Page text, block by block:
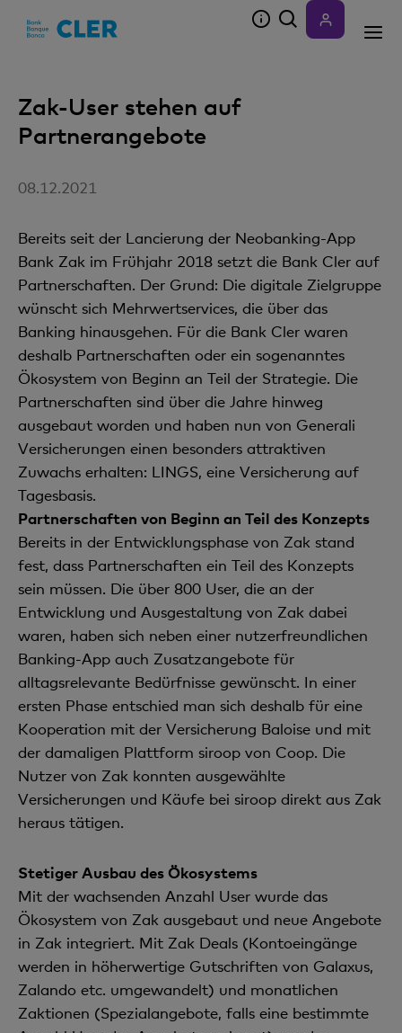
Zak-User stehen auf
Partnerangebote
08.12.2021
Bereits seit der Lancierung der Neobanking-App
Bank Zak im Frühjahr 2018 setzt die Bank Cler auf
Partnerschaften. Der Grund: Die digitale Zielgruppe
wünscht sich Mehrwertservices, die über das
Banking hinausgehen. Für die Bank Cler waren
deshalb Partnerschaften oder ein sogenanntes
Ökosystem von Beginn an Teil der Strategie. Die
Partnerschaften sind über die Jahre hinweg
ausgebaut worden und haben nun von Generali
Versicherungen einen besonders attraktiven
Zuwachs erhalten: LINGS, eine Versicherung auf
Tagesbasis.
Partnerschaften von Beginn an Teil des Konzepts
Bereits in der Entwicklungsphase von Zak stand
fest, dass Partnerschaften ein Teil des Konzepts
sein müssen. Die über 800 User, die an der
Entwicklung und Ausgestaltung von Zak dabei
waren, haben sich neben einer nutzerfreundlichen
Banking-App auch Zusatzangebote für
alltagsrelevante Bedürfnisse gewünscht. In einer
ersten Phase entschied man sich deshalb für eine
Kooperation mit der Versicherung Baloise und mit
der damaligen Plattform siroop von Coop. Die
Nutzer von Zak konnten ausgewählte
Versicherungen und Käufe bei siroop direkt aus Zak
heraus tätigen.
Stetiger Ausbau des Ökosystems
Mit der wachsenden Anzahl User wurde das
Ökosystem von Zak ausgebaut und neue Angebote
in Zak integriert. Mit Zak Deals (Kontoeingänge
werden in höherwertige Gutschriften von Galaxus,
Zalando etc. umgewandelt) und monatlichen
Zaktionen (Spezialangebote, falls eine bestimmte